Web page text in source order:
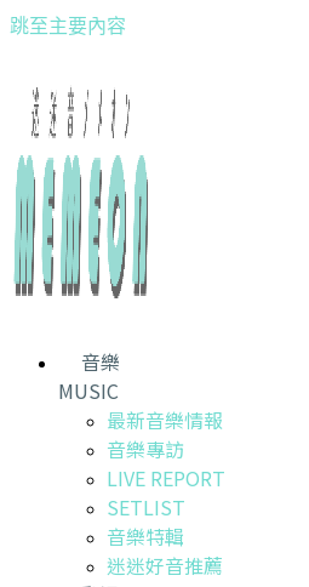
跳至主要內容
音樂
MUSIC
最新音樂情報
音樂專訪
LIVE REPORT
SETLIST
音樂特輯
迷迷好音推薦